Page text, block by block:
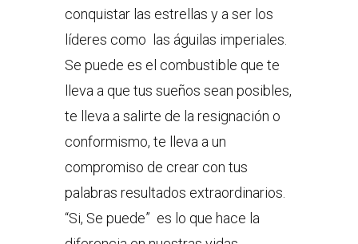
conquistar las estrellas y a ser los
líderes como las águilas imperiales.
Se puede es el combustible que te
lleva a que tus sueños sean posibles,
te lleva a salirte de la resignación o
conformismo, te lleva a un
compromiso de crear con tus
palabras resultados extraordinarios.
“Si, Se puede” es lo que hace la